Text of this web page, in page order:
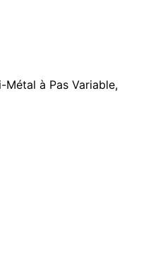
Métal à Pas Variable,